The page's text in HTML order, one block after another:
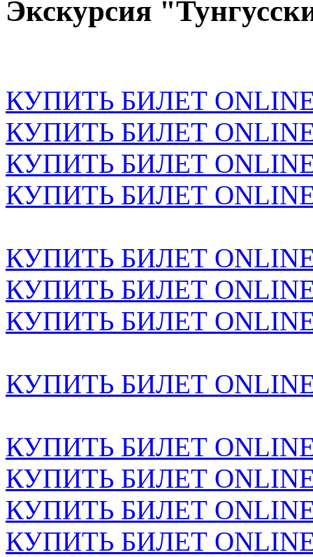
Экскурсия
КУПИТЬ БИЛЕТ ONLINE
КУПИТЬ БИЛЕТ ONLINE
КУПИТЬ БИЛЕТ ONLINE
КУПИТЬ БИЛЕТ ONLINE
КУПИТЬ БИЛЕТ ONLINE
КУПИТЬ БИЛЕТ ONLINE
КУПИТЬ БИЛЕТ ONLINE
КУПИТЬ БИЛЕТ ONLINE
КУПИТЬ БИЛЕТ ONLINE
КУПИТЬ БИЛЕТ ONLINE
КУПИТЬ БИЛЕТ ONLINE
КУПИТЬ БИЛЕТ ONLINE